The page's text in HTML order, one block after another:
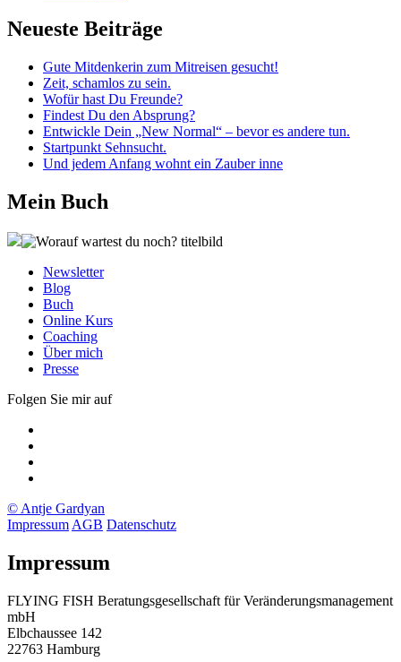
Neueste Beiträge
Gute Mitdenkerin zum Mitreisen gesucht!
Zeit, schamlos zu sein.
Wofür hast Du Freunde?
Findest Du den Absprung?
Entwickle Dein „New Normal“ – bevor es andere tun.
Startpunkt Sehnsucht.
Und jedem Anfang wohnt ein Zauber inne
Mein Buch
Newsletter
Blog
Buch
Online Kurs
Coaching
Über mich
Presse
Folgen Sie mir auf
© Antje Gardyan
Impressum AGB Datenschutz
Impressum
FLYING FISH Beratungsgesellschaft für Veränderungsmanagement
mbH
Elbchaussee 142
22763 Hamburg